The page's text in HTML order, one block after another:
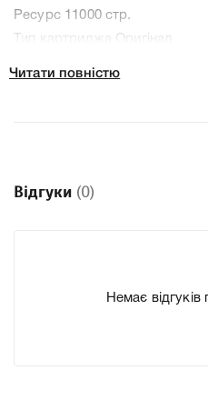
Ресурс 11000 стр.
Тип картриджа Оригінал
докладні характеристики,
до якого підходить
дозволить Вам легко
Читати повністю
Відгуки (0)
Немає